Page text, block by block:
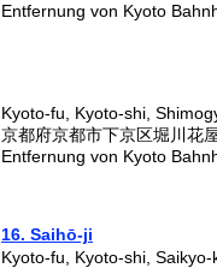
Entfernung von Kyoto
Kyoto-fu, Kyoto-shi,
京都府京都市下京区堀川花
Entfernung von Kyoto
16. Saihō-ji
Kyoto-fu, Kyoto-shi,